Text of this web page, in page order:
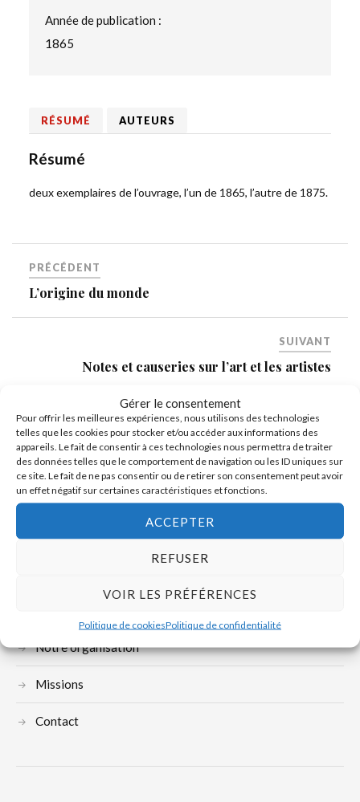
Gérer le consentement
Pour offrir les meilleures expériences, nous utilisons des technologies
telles que les cookies pour stocker et/ou accéder aux informations des
appareils. Le fait de consentir à ces technologies nous permettra de traiter
des données telles que le comportement de navigation ou les ID uniques sur
ce site. Le fait de ne pas consentir ou de retirer son consentement peut avoir
un effet négatif sur certaines caractéristiques et fonctions.
ACCEPTER
REFUSER
VOIR LES PRÉFÉRENCES
Politique de cookiesPolitique de confidentialité
Année de publication :
1865
RÉSUMÉ AUTEURS
Résumé
deux exemplaires de l’ouvrage, l’un de 1865, l’autre de 1875.
PRÉCÉDENT
L’origine du monde
SUIVANT
Notes et causeries sur l’art et les artistes
Notre organisation
Missions
Contact